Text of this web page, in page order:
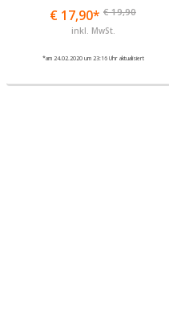
€ 17,90* € 19,90
inkl. MwSt.
*am 24.02.2020 um 23:16 Uhr aktualisiert